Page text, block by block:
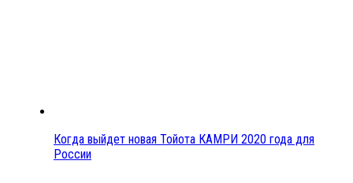
Когда выйдет новая Тойота КАМРИ 2020 года для
России